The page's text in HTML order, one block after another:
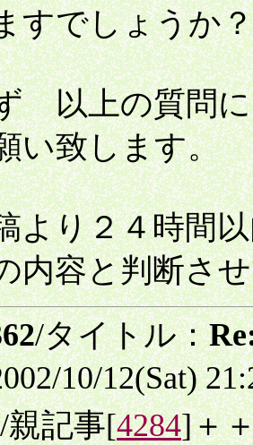
すでしょうか？
以上の質問
い致します。
より２４時間
内容と判断さ
/タイトル：
10/12(Sat)
/親記事[4284]＋